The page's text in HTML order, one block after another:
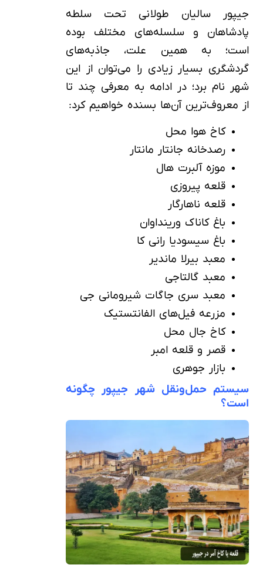
جیپور سالیان طولانی تحت سلطه
پادشاهان و سلسله‌های مختلف بوده
است؛ به همین علت، جاذبه‌های
گردشگری بسیار زیادی را می‌توان از این
شهر نام برد؛ در ادامه به معرفی چند تا
از معروف‌ترین آن‌ها بسنده خواهیم کرد:
کاخ هوا محل
رصدخانه‌ جانتار مانتار
موزه‌ آلبرت هال
قلعه پیروزی
قلعه ناهارگار
باغ کاناک ورینداوان
باغ سیسودیا رانی کا
معبد بیرلا ماندیر
معبد گالتاجی
معبد سری جاگات شیرومانی جی
مزرعه فیل‌های الفانتستیک
کاخ جال محل
قصر و قلعه امبر
بازار جوهری
سیستم حمل‌ونقل شهر جیپور چگونه
است؟